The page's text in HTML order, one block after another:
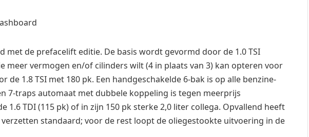
met de prefacelift editie. De basis wordt gevormd door de 1.0 TSI
meer vermogen en/of cilinders wilt (4 in plaats van 3) kan opteren voor
de 1.8 TSI met 180 pk. Een handgeschakelde 6-bak is op alle benzine-
7-traps automaat met dubbele koppeling is tegen meerprijs
1.6 TDI (115 pk) of in zijn 150 pk sterke 2,0 liter collega. Opvallend heeft
standaard; voor de rest loopt de oliegestookte uitvoering in de